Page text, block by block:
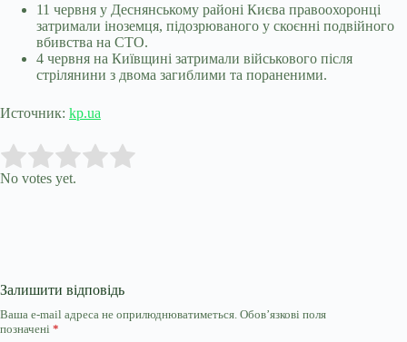
11 червня у Деснянському районі Києва правоохоронці
затримали іноземця, підозрюваного у скоєнні подвійного
вбивства на СТО.
4 червня на Київщині затримали військового після
стрілянини з двома загиблими та пораненими.
Источник: kp.ua
Rate this item:
No votes yet.
Залишити відповідь
Ваша e-mail адреса не оприлюднюватиметься. Обов’язкові поля
позначені *